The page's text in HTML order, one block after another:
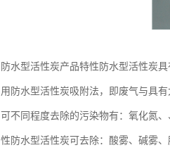
防水型活性炭产品特性防水型活性炭
用防水型活性炭吸附法，即废气与具
可不同程度去除的污染物有：氧化氮
性防水型活性炭可去除：酸雾、碱雾